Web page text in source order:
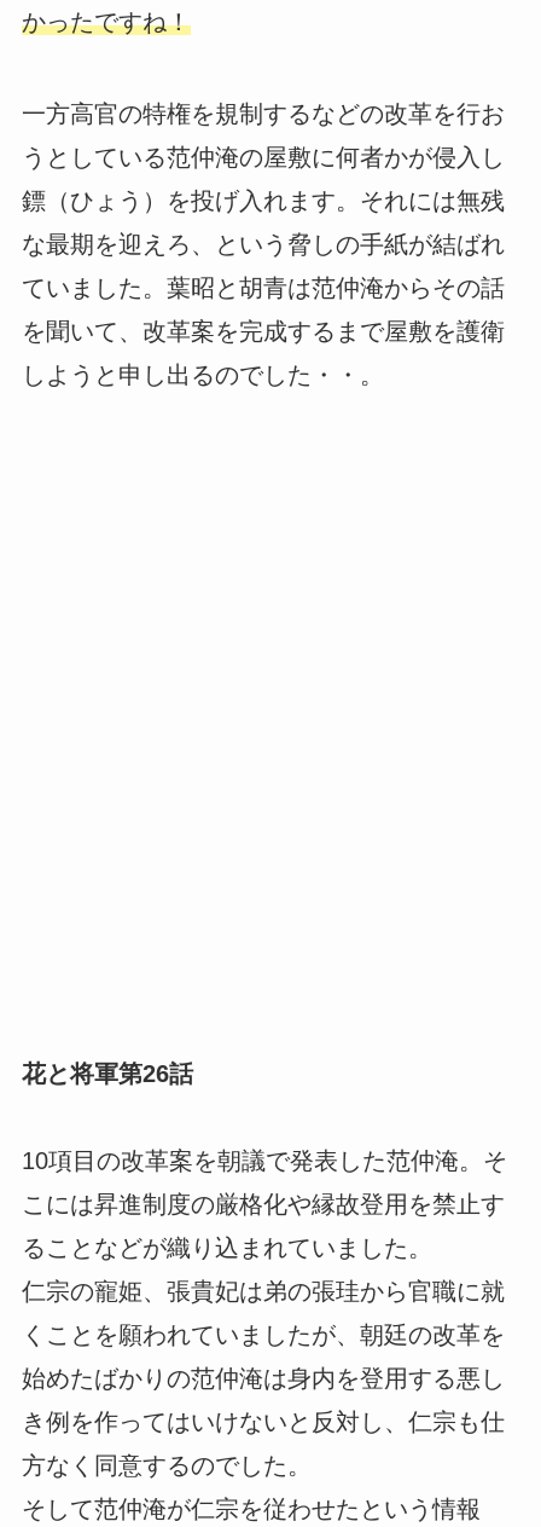
かったですね！
一方高官の特権を規制するなどの改革を行お
うとしている范仲淹の屋敷に何者かが侵入し
鏢（ひょう）を投げ入れます。それには無残
な最期を迎えろ、という脅しの手紙が結ばれ
ていました。葉昭と胡青は范仲淹からその話
を聞いて、改革案を完成するまで屋敷を護衛
しようと申し出るのでした・・。
花と将軍第26話
10項目の改革案を朝議で発表した范仲淹。そ
こには昇進制度の厳格化や縁故登用を禁止す
ることなどが織り込まれていました。
仁宗の寵姫、張貴妃は弟の張珪から官職に就
くことを願われていましたが、朝廷の改革を
始めたばかりの范仲淹は身内を登用する悪し
き例を作ってはいけないと反対し、仁宗も仕
方なく同意するのでした。
そして范仲淹が仁宗を従わせたという情報